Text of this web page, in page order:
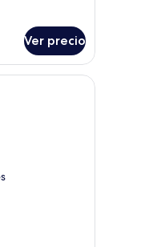
Ver precio
empotrado.
de hotel con una cama